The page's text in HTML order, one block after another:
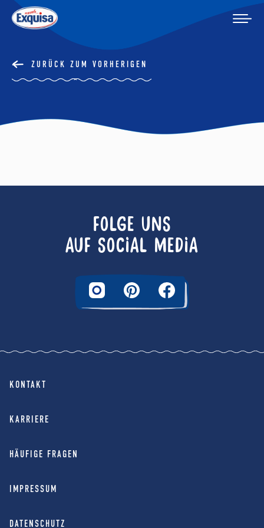
ZURÜCK ZUM VORHERIGEN
FOLGE UNS
AUF SOCIAL MEDIA
KONTAKT
KARRIERE
HÄUFIGE FRAGEN
IMPRESSUM
DATENSCHUTZ